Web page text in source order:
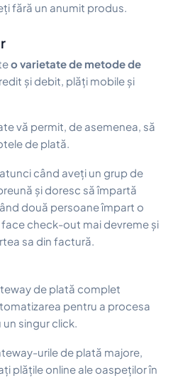
fără un anumit produs.
o varietate de metode de
și debit, plăți mobile și
vă permit, de asemenea, să
de plată.
când aveți un grup de
și doresc să împartă
două persoane împart o
check-out mai devreme și
sa din factură.
de plată complet
pentru a procesa
singur click.
urile de plată majore,
plățile online ale oaspeților în